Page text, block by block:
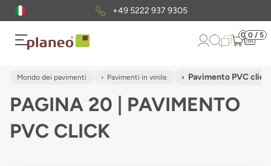
Pacchetto di campionigratuiti
0 0 / 5
Mondo dei pavimenti Pavimenti in vinile Pavimento PVC click
PAGINA 20 | PAVIMENTO
PVC CLICK